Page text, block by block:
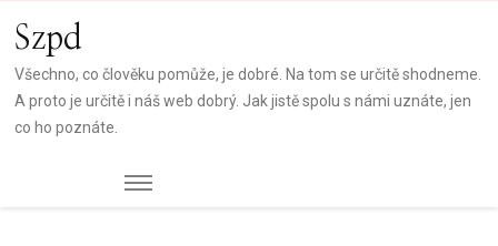
Szpd
Všechno, co člověku pomůže, je dobré. Na tom se určitě shodneme.
A proto je určitě i náš web dobrý. Jak jistě spolu s námi uznáte, jen
co ho poznáte.